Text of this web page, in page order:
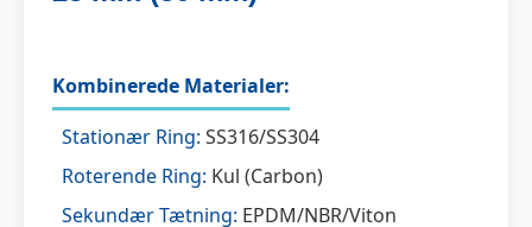
Kombinerede Materialer:
Stationær Ring: SS316/SS304
Roterende Ring: Kul (Carbon)
Sekundær Tætning: EPDM/NBR/Viton